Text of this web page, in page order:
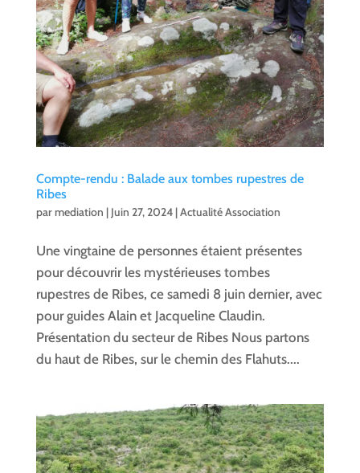
Compte-rendu : Balade aux tombes rupestres de
Ribes
parmediation | Juin 27, 2024|Actualité Association
Une vingtaine de personnes étaient présentes
pour découvrir les mystérieuses tombes
rupestres de Ribes, ce samedi 8 juin dernier, avec
pour guides Alain et Jacqueline Claudin.
Présentation du secteur de Ribes Nous partons
du haut de Ribes, sur le chemin des Flahuts....